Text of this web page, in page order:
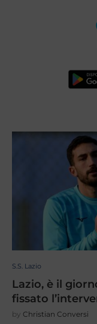
S.S. Lazio
Lazio, è il
fissato
by Christian Conversi